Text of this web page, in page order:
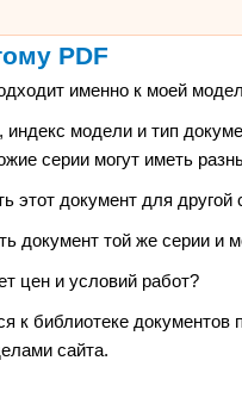
PDF
именно к моей
модели и тип
серии могут иметь
этот документ для другой
документ той же серии и
цен и условий работ?
к библиотеке
сайта.